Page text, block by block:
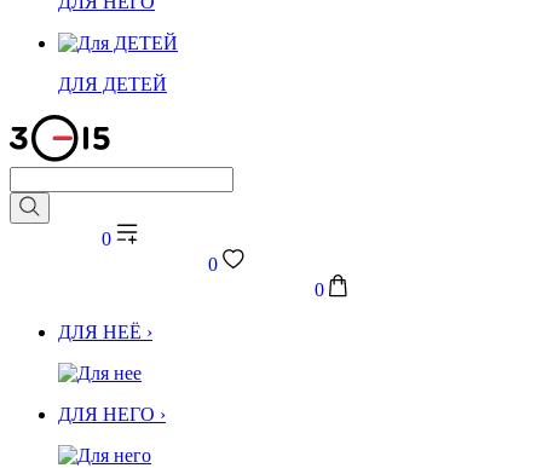
ДЛЯ ДЕТЕЙ
0
0
0
ДЛЯ НЕЁ ›
ДЛЯ НЕГО ›